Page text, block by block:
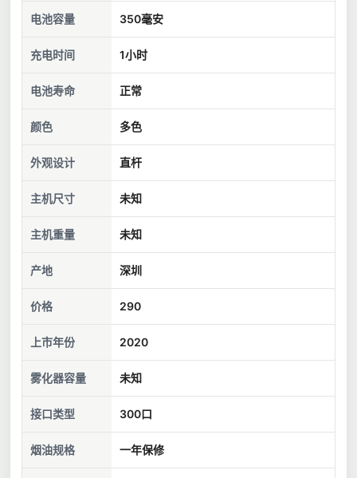
电池容量 350毫安
充电时间 1小时
电池寿命 正常
颜色 多色
外观设计 直杆
主机尺寸 未知
主机重量 未知
产地 深圳
价格 290
上市年份 2020
雾化器容量 未知
接口类型 300口
烟油规格 一年保修